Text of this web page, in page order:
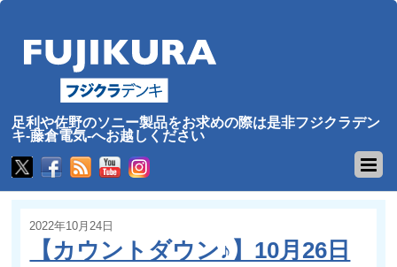
足利や佐野のソニー製品をお求めの際は是非フジクラデン
キ-藤倉電気-へお越しください
2022年10月24日
【カウントダウン♪】10月26日